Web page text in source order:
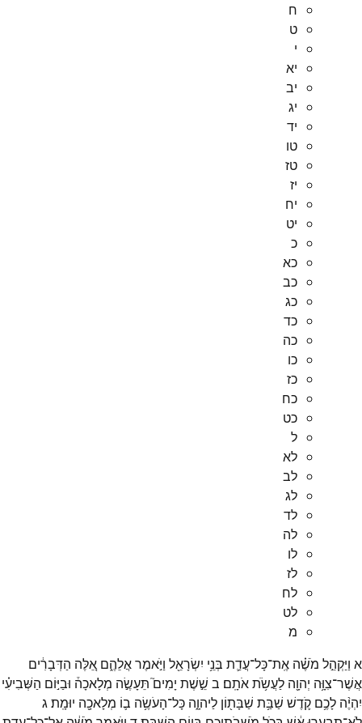
ח
ט
י
יא
יב
יג
יד
טו
טז
יז
יח
יט
כ
כא
כב
כג
כד
כה
כו
כז
כח
כט
ל
לא
לב
לג
לד
לה
לו
לז
לח
לט
מ
א וַיַּקְהֵ֣ל מֹשֶׁ֗ה אֶֽת־כָּל־עֲדַ֛ת בְּנֵ֥י יִשְׂרָאֵ֖ל וַיֹּ֣אמֶראֲלֵהֶ֑ם אֵ֚לֶּה הַדְּבָרִ֔ים
אֲשֶׁר־צִוָּ֥ה יְהוָ֖ה לַעֲשֹׂ֥תאֹתָֽם׃ ב שֵׁ֣שֶׁת יָמִים֮ תֵּעָשֶׂ֣ה מְלָאכָה֒ וּבַיּ֣וֹם הַשְּׁבִיעִ֗י
יִהְיֶ֨ה לָכֶ֥ם קֹ֛דֶשׁ שַׁבַּ֥ת שַׁבָּת֖וֹן לַיהוָ֑ה כָּל־הָעֹשֶׂ֥ה ב֛וֹ מְלָאכָ֖ה יוּמָֽת׃ג